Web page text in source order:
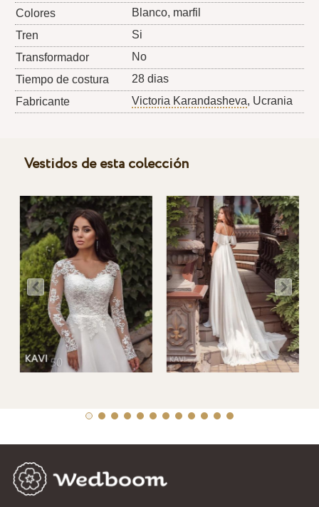
Colores
Blanco, marfil
Tren
Si
Transformador
No
Tiempo de costura
28 dias
Fabricante
Victoria Karandasheva, Ucrania
Vestidos de esta colección